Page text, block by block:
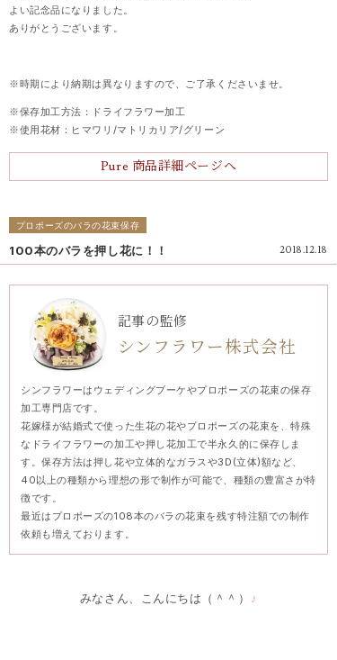
よい記念品になりました。
ありがとうございます。
※時期により納期は異なりますので、ご了承くださいませ。
※保存加工方法：ドライフラワー加工
※使用花材：ヒマワリ/マトリカリア/グリーン
Pure 商品詳細ページへ
プロポーズのバラの花束保存
2018.12.18
100本のバラを押し花に！！
記事の監修
シンフラワー株式会社
シンフラワーはウェディングブーケやプロポーズの花束の保存
加工専門店です。
花嫁様が結婚式で使った生花の花やプロポーズの花束を、特殊
なドライフラワーの加工や押し花加工で半永久的に保存しま
す。保存方法は押し花や立体的なガラスや3D(立体)額など、
40以上の種類から理想の形で制作が可能で、種類の豊富さが特
徴です。
最近はプロポーズの108本のバラの花束を残す特注額での制作
依頼も増えております。
みなさん、こんにちは（＾＾） ♪